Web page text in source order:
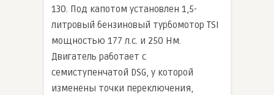
130. Под капотом установлен 1,5-
литровый бензиновый турбомотор TSI
мощностью 177 л.с. и 250 Нм.
Двигатель работает с
семиступенчатой DSG, у которой
изменены точки переключения,